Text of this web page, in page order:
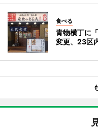
食べる
青物横丁に
変更、23区